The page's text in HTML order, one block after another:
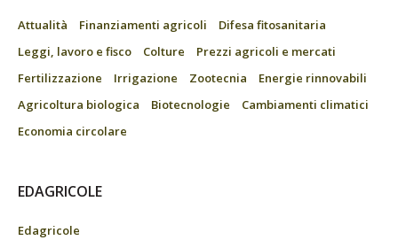
Attualità Finanziamenti agricoli
Difesa fitosanitaria
Leggi, lavoro e fisco
Colture
Prezzi agricoli e mercati
Fertilizzazione
Irrigazione Zootecnia
Energie rinnovabili
Agricoltura biologica
Biotecnologie
Cambiamenti climatici
Economia circolare
EDAGRICOLE
Edagricole